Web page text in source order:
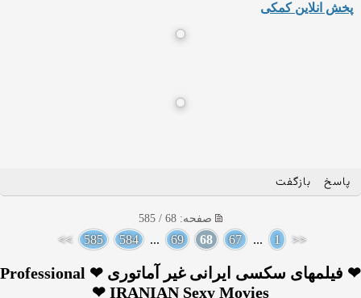
پخش انلاین کمکی
پاسخ بازگفت
صفحه: 68 / 585
<<
1
...
67
68
69
...
584
585
>>
❤ فیلمهای سکسی ایرانی غیر آماتوری ❤ Professional
IRANIAN Sexy Movies ❤